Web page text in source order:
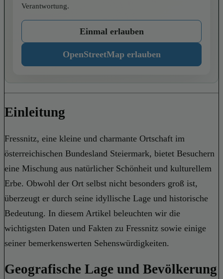
Verantwortung.
Einmal erlauben
OpenStreetMap erlauben
Einleitung
Fressnitz, eine kleine und charmante Ortschaft im
österreichischen Bundesland Steiermark, bietet Besuchern
eine Mischung aus natürlicher Schönheit und kulturellem
Erbe. Obwohl der Ort selbst nicht besonders groß ist,
überzeugt er durch seine idyllische Lage und historische
Bedeutung. In diesem Artikel beleuchten wir die
wichtigsten Daten und Fakten zu Fressnitz sowie einige
seiner bemerkenswerten Sehenswürdigkeiten.
Geografische Lage und Bevölkerung